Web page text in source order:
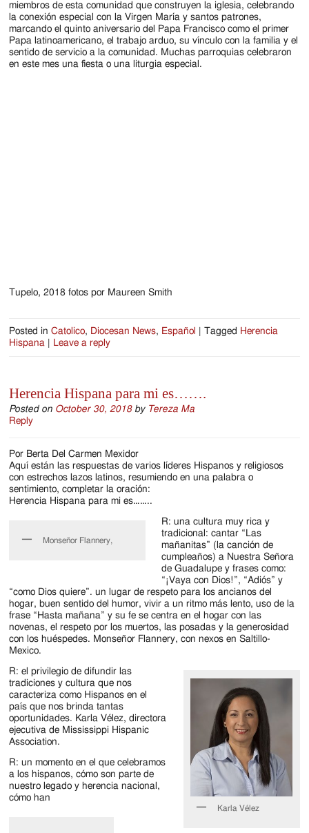
miembros de esta comunidad que construyen la iglesia, celebrando
la conexión especial con la Virgen María y santos patrones,
marcando el quinto aniversario del Papa Francisco como el primer
Papa latinoamericano, el trabajo arduo, su vínculo con la familia y el
sentido de servicio a la comunidad. Muchas parroquias celebraron
en este mes una fiesta o una liturgia especial.
Tupelo, 2018 fotos por Maureen Smith
Posted in Catolico, Diocesan News, Español |Tagged Herencia
Hispana
Leave a reply
Herencia Hispana para mi es…….
Posted on October 30, 2018 by Tereza Ma
Reply
Por Berta Del Carmen Mexidor
Aquí están las respuestas de varios líderes Hispanos y religiosos
con estrechos lazos latinos, resumiendo en una palabra o
sentimiento, completar la oración:
Herencia Hispana para mi es……..
Monseñor Flannery,
R: una cultura muy rica y
tradicional: cantar “Las
mañanitas” (la canción de
cumpleaños) a Nuestra Señora
de Guadalupe y frases como:
“¡Vaya con Dios!”, “Adiós” y
“como Dios quiere”. un lugar de respeto para los ancianos del
hogar, buen sentido del humor, vivir a un ritmo más lento, uso de la
frase “Hasta mañana” y su fe se centra en el hogar con las
novenas, el respeto por los muertos, las posadas y la generosidad
con los huéspedes. Monseñor Flannery, con nexos en Saltillo-
Mexico.
Karla Vélez
R: el privilegio de difundir las
tradiciones y cultura que nos
caracteriza como Hispanos en el
país que nos brinda tantas
oportunidades. Karla Vélez, directora
ejecutiva de Mississippi Hispanic
Association.
R: un momento en el que celebramos
a los hispanos, cómo son parte de
nuestro legado y herencia nacional,
cómo han